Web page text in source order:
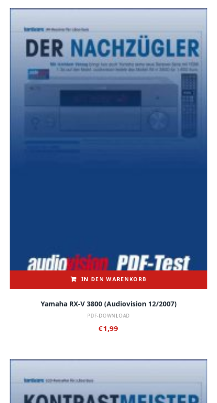
IN DEN WARENKORB
Yamaha RX-V 3800 (audiovision 12/2007)
PDF-DOWNLOAD
€1,99